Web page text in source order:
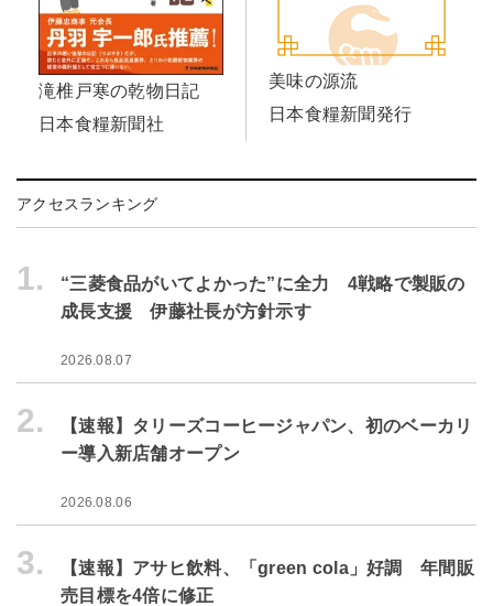
滝椎戸寒の乾物日記
日本食糧新聞社
美味の源流
日本食糧新聞発行
アクセスランキング
1.
“三菱食品がいてよかった”に全力 4戦略で製販の
成長支援 伊藤社長が方針示す
2026.08.07
2.
【速報】タリーズコーヒージャパン、初のベーカリ
ー導入新店舗オープン
2026.08.06
3.
【速報】アサヒ飲料、「green cola」好調 年間販
売目標を4倍に修正